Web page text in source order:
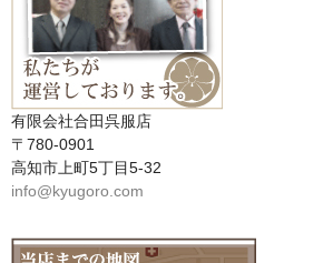
有限会社合田呉服店
〒780-0901
高知市上町5丁目5-32
info@kyugoro.com